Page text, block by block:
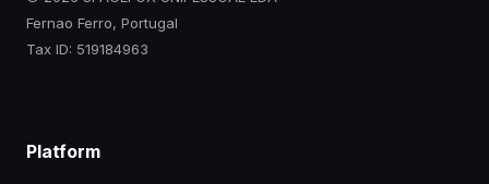
Fernao Ferro, Portugal
Tax ID: 519184963
Platform